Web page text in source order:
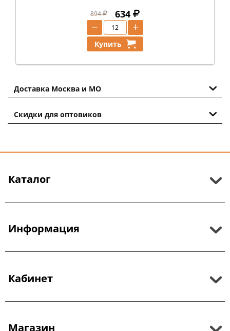
894 634
+
−
Купить
Доставка Москва и МО
Скидки для оптовиков
Каталог
Информация
Кабинет
Магазин